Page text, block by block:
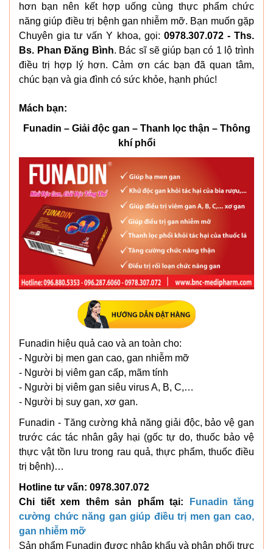
hơn bạn nên kết hợp uống cùng thực phẩm chức
năng giúp điều trị bệnh gan nhiễm mỡ. Bạn muốn gặp
Chuyên gia tư vấn Y khoa, gọi: 0978.307.072 - Ths.
Bs. Phan Đăng Bình. Bác sĩ sẽ giúp bạn có 1 lộ trình
điều trị hợp lý hơn. Cảm ơn các bạn đã quan tâm,
chúc bạn và gia đình có sức khỏe, hạnh phúc!
Mách bạn:
Funadin – Giải độc gan – Thanh lọc thận – Thông
khí phổi
Funadin hiệu quả cao và an toàn cho:
- Người bị men gan cao, gan nhiễm mỡ
- Người bị viêm gan cấp, mãm tính
- Người bị viêm gan siêu virus A, B, C,…
- Người bị suy gan, xơ gan.
Funadin - Tăng cường khả năng giải độc, bảo vệ gan
trước các tác nhân gây hại (gốc tự do, thuốc bảo vệ
thực vật tồn lưu trong rau quả, thực phẩm, thuốc điều
trị bệnh)…
Hotline tư vấn: 0978.307.072
Chi tiết xem thêm sản phẩm tại:
Funadin tăng
cường chức năng gan giúp điều trị men gan cao,
gan nhiễm mỡ
Sản phẩm Funadin được nhập khẩu và phân phối trực